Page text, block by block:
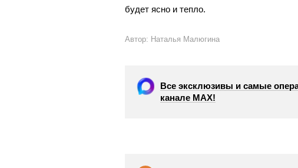
будет ясно и тепло.
Автор: Наталья Малюгина
Все эксклюзивы и самые
канале МАХ!